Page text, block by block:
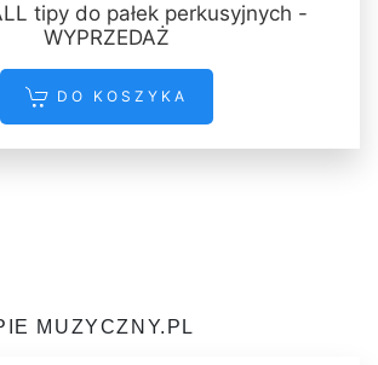
tipy do pałek perkusyjnych -
WYPRZEDAŻ
DO KOSZYKA
MUZYCZNY.PL